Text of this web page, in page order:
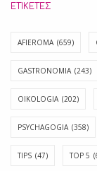
ΕΤΙΚΈΤΕΣ
AFIEROMA (659)
GASTRONOMIA (243)
OIKOLOGIA (202)
PSYCHAGOGIA (358)
TIPS (47) TOP 5